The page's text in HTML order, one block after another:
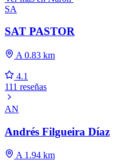
SA
SAT PASTOR
A 0.83 km
4.1
111 reseñas
AN
Andrés Filgueira Díaz
A 1.94 km